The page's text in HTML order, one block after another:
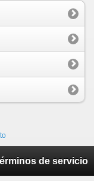
de servicio